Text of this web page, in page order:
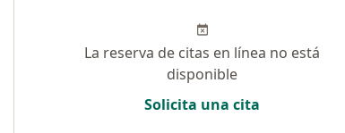
La reserva de citas en línea no está
disponible
Solicita una cita